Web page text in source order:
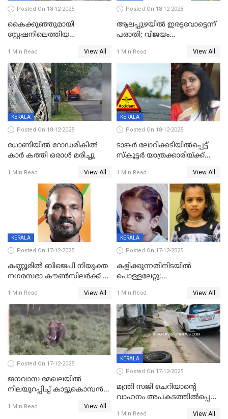
Posted On 18-12-2025
കൈക്കുഞ്ഞുമായി
സ്റ്റേഷനിലെത്തിയ
കരണത്തടിച്ചു; CC ടിവി
ദൃശ്യങ്ങൾ പുറത്ത്
1 Min Read View All
Posted On 18-12-2025
ആലപ്പുഴയിൽ ഇരട്ടവോട്ടെന്ന്
പരാതി; വിജയം
വാർഡിലെ എൽഡിഎഫ്
സ്ഥാനാർത്ഥി
1 Min Read View All
KERALA
Posted On 18-12-2025
ധോണിയിൽ റോഡരികിൽ
കാർ കത്തി ഒരാൾ മരിച്ചു
1 Min Read View All
KERALA
Posted On 18-12-2025
ടാങ്കർ ലോറിക്കടിയിൽപ്പെട്ട്
സ്കൂട്ടർ യാത്രക്കാരിയ്ക്ക്
കണ്ടോത്ത് ദേശീയ പാതയിൽ
1 Min Read View All
KERALA
Posted On 17-12-2025
കണ്ണൂരിൽ ബിജെപി നിയുക്ത
നഗരസഭാ കൗൺസിലർക്ക് 36
1 Min Read View All
KERALA
Posted On 17-12-2025
കളിക്കുന്നതിനിടയിൽ
പൊള്ളലേറ്റു;
ക്ലാസ് വിദ്യാർത്ഥിനി മരിച്ചു
1 Min Read View All
Posted On 17-12-2025
ജനവാസ മേഖലയില്‍
നിലയുറപ്പിച്ച് കാട്ടുകൊമ്പന്‍
1 Min Read View All
KERALA
Posted On 17-12-2025
മന്ത്രി സജി ചെറിയാന്റെ
വാഹനം അപകടത്തിൽപ്പെട്ടു;
1 Min Read View All